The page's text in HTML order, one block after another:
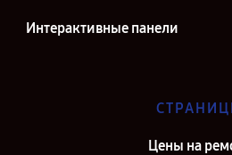
Интерактивные панели
Цены на